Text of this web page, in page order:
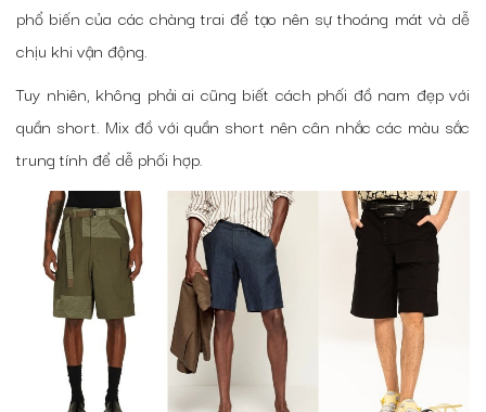
phổ biến của các chàng trai để tạo nên sự thoáng mát và dễ
chịu khi vận động.
Tuy nhiên, không phải ai cũng biết cách phối đồ nam đẹp với
quần short. Mix đồ với quần short nên cân nhắc các màu sắc
trung tính để dễ phối hợp.